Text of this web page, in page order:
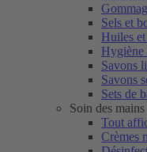
Sels et
Huiles
Hygiène
Savons
Savons
Sets de
Soin des mains
Tout
Crèmes